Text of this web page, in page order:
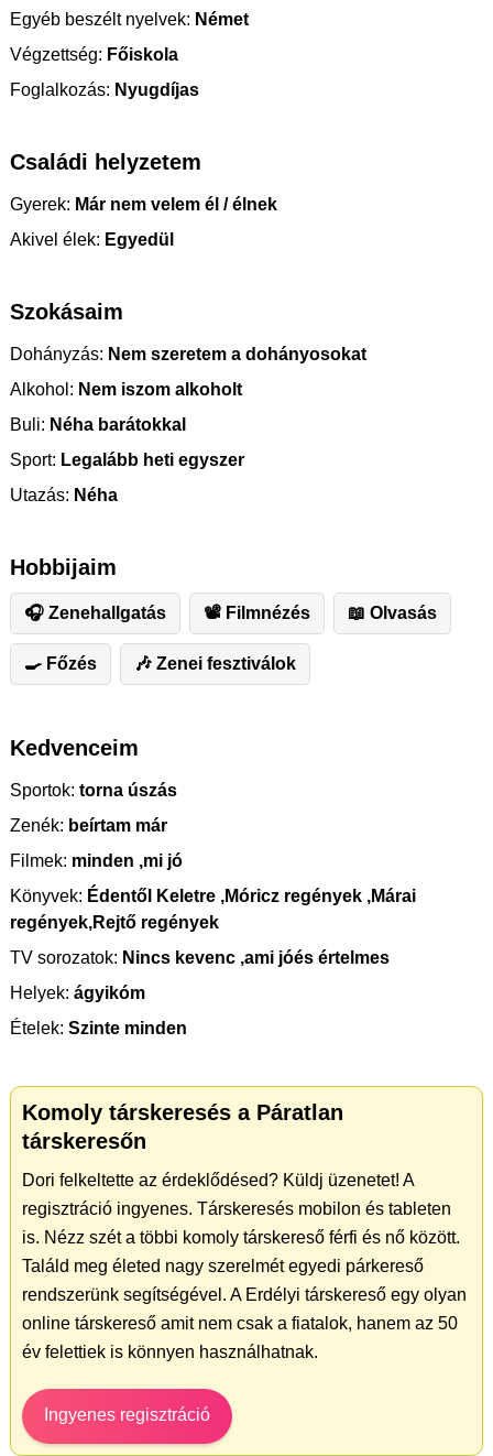
Egyéb beszélt nyelvek: Német
Végzettség: Főiskola
Foglalkozás: Nyugdíjas
Családi helyzetem
Gyerek: Már nem velem él / élnek
Akivel élek: Egyedül
Szokásaim
Dohányzás: Nem szeretem a dohányosokat
Alkohol: Nem iszom alkoholt
Buli: Néha barátokkal
Sport: Legalább heti egyszer
Utazás: Néha
Hobbijaim
🎧 Zenehallgatás 📽 Filmnézés 📖 Olvasás
🍳 Főzés 🎶 Zenei fesztiválok
Kedvenceim
Sportok: torna úszás
Zenék: beírtam már
Filmek: minden ,mi jó
Könyvek: Édentől Keletre ,Móricz regények ,Márai
regények,Rejtő regények
TV sorozatok: Nincs kevenc ,ami jóés értelmes
Helyek: ágyikóm
Ételek: Szinte minden
Komoly társkeresés a Páratlan
társkeresőn
Dori felkeltette az érdeklődésed? Küldj üzenetet! A
regisztráció ingyenes. Társkeresés mobilon és tableten
is. Nézz szét a többi komoly társkereső férfi és nő között.
Találd meg életed nagy szerelmét egyedi párkereső
rendszerünk segítségével. A Erdélyi társkereső egy olyan
online társkereső amit nem csak a fiatalok, hanem az 50
év felettiek is könnyen használhatnak.
Ingyenes regisztráció